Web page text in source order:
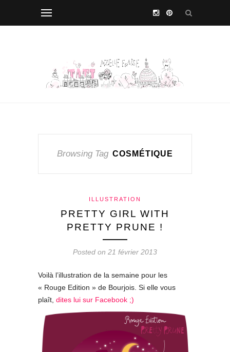
Browsing Tag COSMÉTIQUE
ILLUSTRATION
PRETTY GIRL WITH
PRETTY PRUNE !
Posted on 21 février 2013
Voilà l’illustration de la semaine pour les
« Rouge Edition » de Bourjois. Si elle vous
plaît, dites lui sur Facebook ;)